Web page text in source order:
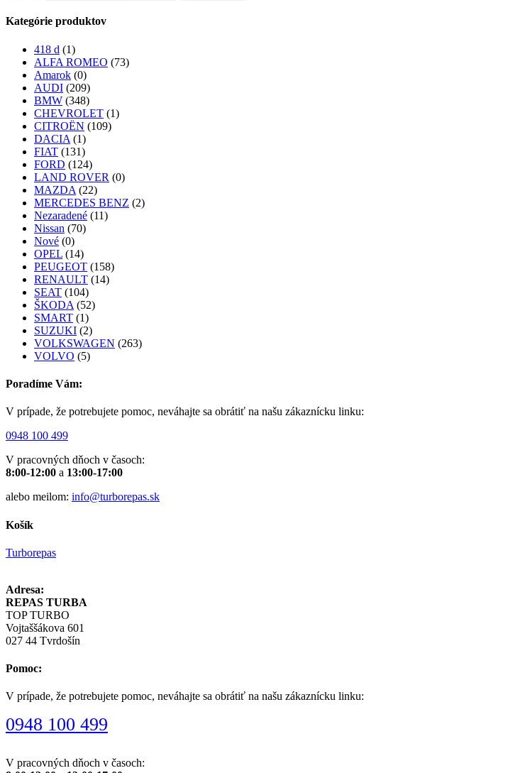
Kategórie produktov
418 d (1)
ALFA ROMEO (73)
Amarok (0)
AUDI (209)
BMW (348)
CHEVROLET (1)
CITROËN (109)
DACIA (1)
FIAT (131)
FORD (124)
LAND ROVER (0)
MAZDA (22)
MERCEDES BENZ (2)
Nezaradené (11)
Nissan (70)
Nové (0)
OPEL (14)
PEUGEOT (158)
RENAULT (14)
SEAT (104)
ŠKODA (52)
SMART (1)
SUZUKI (2)
VOLKSWAGEN (263)
VOLVO (5)
Poradíme Vám:
V prípade, že potrebujete pomoc, neváhajte sa obrátiť na našu zákaznícku linku:
0948 100 499
V pracovných dňoch v časoch:
8:00-12:00 a 13:00-17:00
alebo meilom: info@turborepas.sk
Košík
Turborepas
Adresa:
REPAS TURBA
TOP TURBO
Vojtaššákova 601
027 44 Tvrdošín
Pomoc:
V prípade, že potrebujete pomoc, neváhajte sa obrátiť na našu zákaznícku linku:
0948 100 499
V pracovných dňoch v časoch: